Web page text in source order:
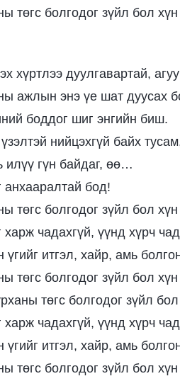
төгс болгодог зүйл бол
хүртлээ дуулгавартай,
ажлын энэ үе шат дуусах
боддог шиг энгийн биш.
нийцэхгүй байх
илүү гүн байдаг, өө…
анхааралтай бод!
төгс болгодог зүйл бол
харж чадахгүй, үүнд хүрч
үгийг итгэл, хайр, амь
төгс болгодог зүйл бол
төгс болгодог зүйл
харж чадахгүй, үүнд хүрч
үгийг итгэл, хайр, амь
төгс болгодог зүйл бол